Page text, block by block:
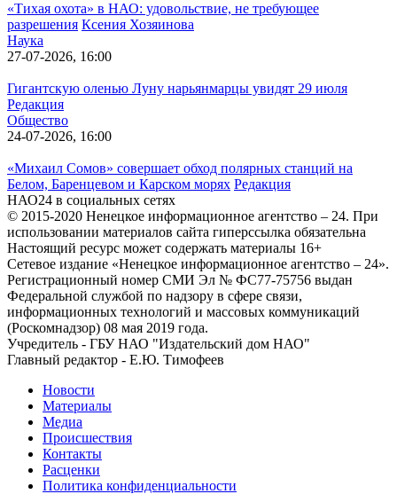
«Тихая охота» в НАО: удовольствие, не требующее
разрешения Ксения Хозяинова
Наука
27-07-2026, 16:00
Гигантскую оленью Луну нарьянмарцы увидят 29 июля
Редакция
Общество
24-07-2026, 16:00
«Михаил Сомов» совершает обход полярных станций на
Белом, Баренцевом и Карском морях Редакция
НАО24 в социальных сетях
© 2015-2020 Ненецкое информационное агентство – 24. При
использовании материалов сайта гиперссылка обязательна
Настоящий ресурс может содержать материалы 16+
Сетевое издание «Ненецкое информационное агентство – 24».
Регистрационный номер СМИ Эл № ФС77-75756 выдан
Федеральной службой по надзору в сфере связи,
информационных технологий и массовых коммуникаций
(Роскомнадзор) 08 мая 2019 года.
Учредитель - ГБУ НАО "Издательский дом НАО"
Главный редактор - Е.Ю. Тимофеев
Новости
Материалы
Медиа
Происшествия
Контакты
Расценки
Политика конфиденциальности